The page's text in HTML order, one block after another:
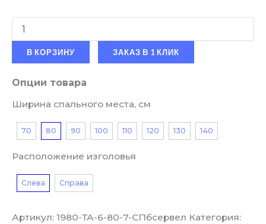
В КОРЗИНУ ЗАКАЗ В 1 КЛИК
Опции товара
Ширина спального места, см
70 80 90 100 110 120 130 140
Расположение изголовья
Слева Справа
Артикул: 1980-ТА-6-80-7-СПбсервел Категория: